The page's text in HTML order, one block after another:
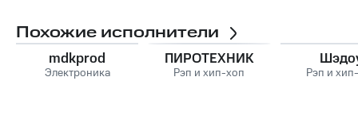
Похожие исполнители
mdkprod
Электроника
ПИРОТЕХНИК
Рэп и хип-хоп Рэп и